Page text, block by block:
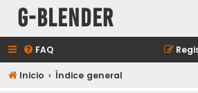
G-Blender
FAQ
Inicio Índice general